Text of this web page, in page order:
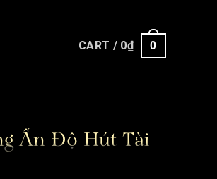
CART / 0₫ 0
Ấn Độ Hút Tài